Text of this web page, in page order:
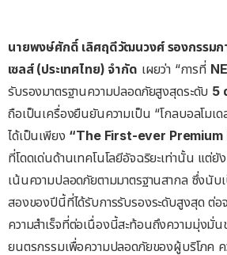
นายพงษ์ศักดิ์ เลิศฤดีวัฒนวงศ์ รองกรรม
เซลส์(ประเทศไทย) จำกัด เผยว่า “การที่
รับรองมาตรฐานความปลอดภัยสูงสุดระดับ 5
ถือเป็นเครื่องยืนยันความเป็น “โกลบอลโมเด
ได้เป็นเพียง “The First-ever
ที่โดดเด่นด้านเทคโนโลยีอัจฉริยะเท่านั้น แต่
เน้นความปลอดภัยตามมาตรฐานสากล ซึ่งนั
สองของปีนี้ที่ได้รับการรับรองระดับสูงสุด ต่
ความสำเร็จที่ต่อเนื่องนี้สะท้อนถึงความมุ่งมั่น
ยนตรกรรมเพื่อความปลอดภัยของผู้บริโภค